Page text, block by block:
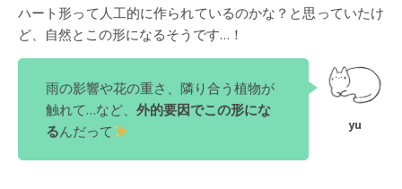
ハート形って人工的に作られているのかな？と思っていたけ
ど、自然とこの形になるそうです…！
雨の影響や花の重さ、隣り合う植物が
触れて…など、 外的要因でこの形にな
るんだって